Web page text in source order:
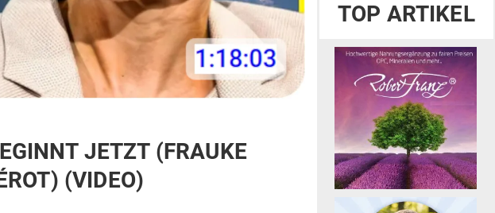
JETZT (FRAUKE
(VIDEO)
TOP ARTIKEL